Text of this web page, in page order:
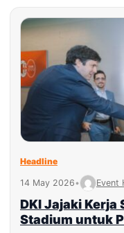
Headline
14 May 2026• Event
DKI Jajaki Kerja
Stadium untuk